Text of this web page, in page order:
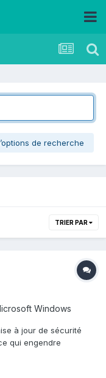
de recherche
TRIER PAR
Windows
à jour de sécurité
qui engendre
windows-7-